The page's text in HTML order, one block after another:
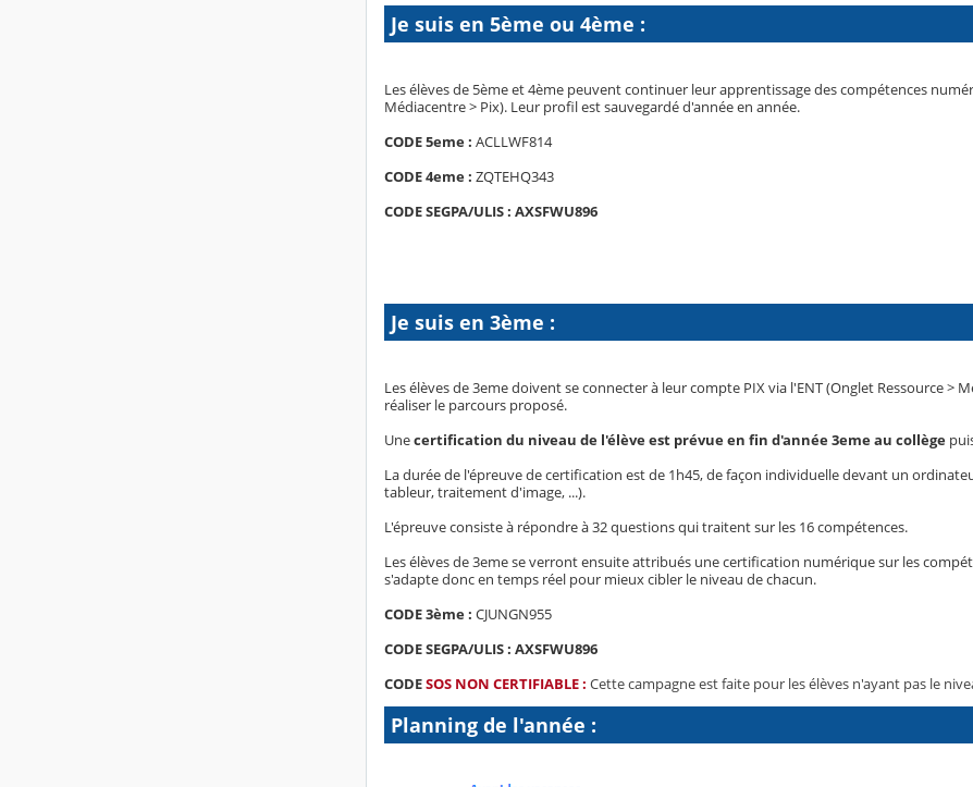
Je suis en 5ème ou 4ème :
Les élèves de 5ème et 4ème peuvent continuer leur apprentissage des compétences
Médiacentre > Pix). Leur profil est sauvegardé d'année en année.
CODE 5eme : ACLLWF814
CODE 4eme : ZQTEHQ343
CODE SEGPA/ULIS : AXSFWU896
Je suis en 3ème :
Les élèves de 3eme doivent se connecter à leur compte PIX via l'ENT (Onglet Ressource
réaliser le parcours proposé.
Unecertification du niveau de l'élève est prévue en fin d'année 3eme au collège
La durée de l'épreuve de certification est de 1h45, de façon individuelle devant un
tableur, traitement d'image, ...).
L'épreuve consiste à répondre à 32 questions qui traitent sur les 16 compétences.
Les élèves de 3eme se verront ensuite attribués une certification numérique sur les
s'adapte donc en temps réel pour mieux cibler le niveau de chacun.
CODE 3ème : CJUNGN955
CODE SEGPA/ULIS : AXSFWU896
CODESOS NON CERTIFIABLE : Cette campagne est faite pour les élèves n'ayant pas le
Planning de l'année :